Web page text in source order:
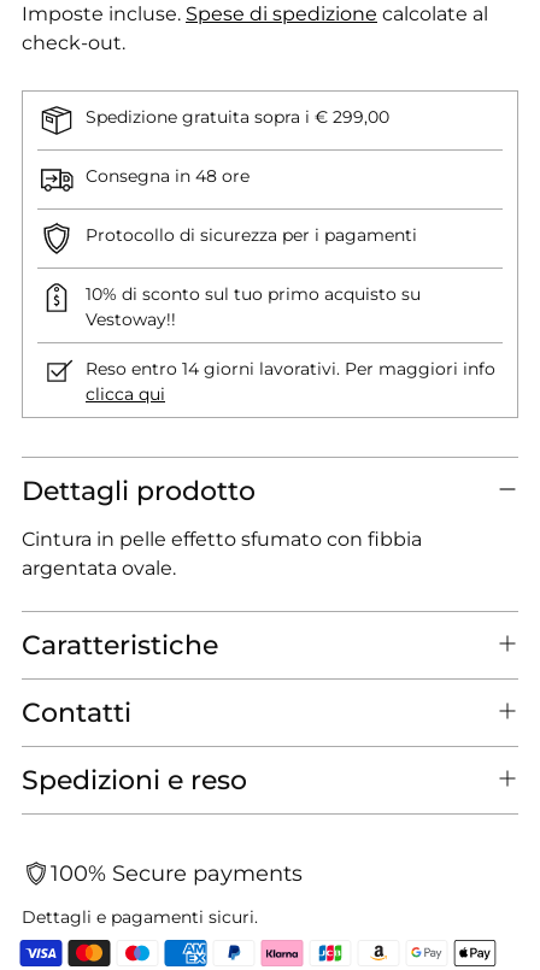
Imposte incluse. Spese di spedizione calcolate al
check-out.
Spedizione gratuita sopra i € 299,00
Consegna in 48 ore
Protocollo di sicurezza per i pagamenti
10% di sconto sul tuo primo acquisto su
Vestoway!!
Reso entro 14 giorni lavorativi. Per maggiori info
clicca qui
Dettagli prodotto
Cintura in pelle effetto sfumato con fibbia
argentata ovale.
Caratteristiche
Contatti
Spedizioni e reso
100% Secure payments
Dettagli e pagamenti sicuri.